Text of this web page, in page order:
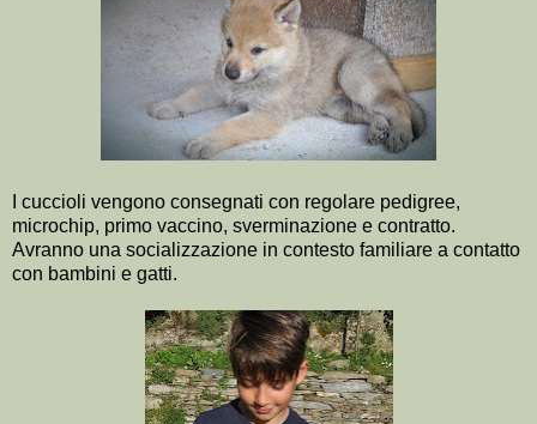
I cuccioli vengono consegnati con regolare pedigree,
microchip, primo vaccino, sverminazione e contratto.
Avranno una socializzazione in contesto familiare a contatto
con bambini e gatti.